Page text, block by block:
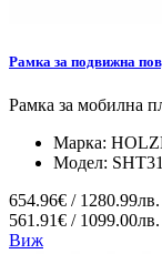
Рамка за подвижна
Рамка за мобилна
Марка:
Модел:
654.96€ / 1280.99лв.
561.91€ / 1099.00лв.
Виж